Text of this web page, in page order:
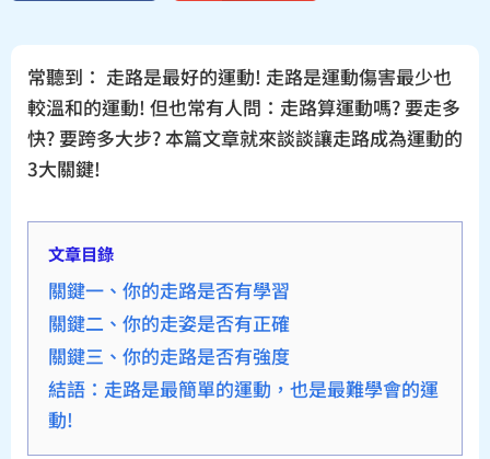
常聽到： 走路是最好的運動! 走路是運動傷害最少也
較溫和的運動! 但也常有人問：走路算運動嗎? 要走多
快? 要跨多大步? 本篇文章就來談談讓走路成為運動的
3大關鍵!
文章目錄
關鍵一、你的走路是否有學習
關鍵二、你的走姿是否有正確
關鍵三、你的走路是否有強度
結語：走路是最簡單的運動，也是最難學會的運
動!